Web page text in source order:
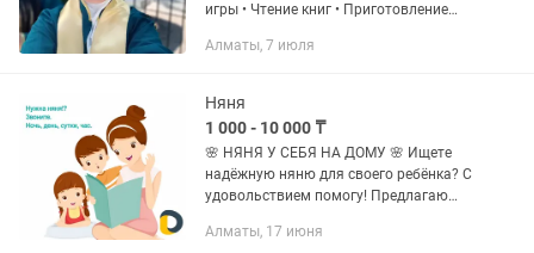
игры • Чтение книг • Приготовление
смена подгузника при необходимости •
Алматы, 7 июля
Няня
1 000 - 10 000 ₸
🌸 НЯНЯ У СЕБЯ НА ДОМУ 🌸 Ищете
надёжную няню для своего ребёнка? С
удовольствием помогу! Предлагаю
от 1-го месяца и старше. ✅ Заботливое
Алматы, 17 июня